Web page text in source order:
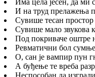
И на труд прелажења
Сувише тесан простор
Сувише мало звукова
Под покриваче оштре
Ревматични бол
О, сан је вампир пун
А буђење те вреба
Неспособан да